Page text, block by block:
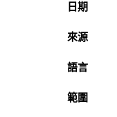
日期
來源
語言
範圍